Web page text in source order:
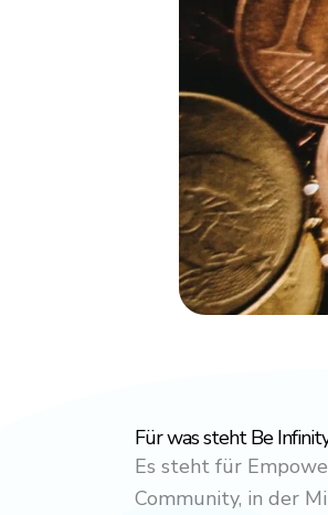
Für was steht Be
Es steht für
Community, in der